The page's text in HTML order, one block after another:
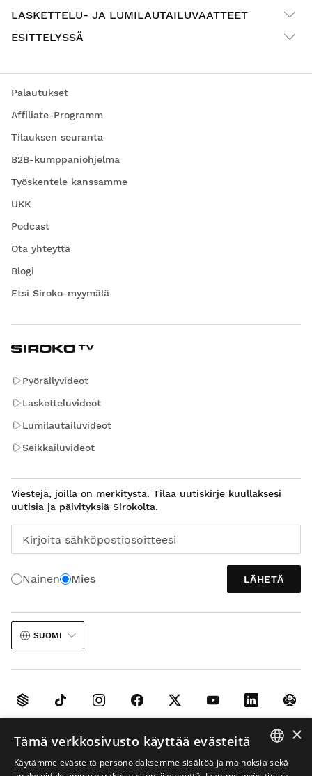
LASKETTELU- JA LUMILAUTAILUVAATTEET
ESITTELYSSÄ
Palautukset
Affiliate-Programm
Tilauksen seuranta
B2B-kumppaniohjelma
Työskentele kanssamme
UKK
Podcast
Ota yhteyttä
Blogi
Etsi Siroko-myymälä
Pyöräilyvideot
Lasketteluvideot
Lumilautailuvideot
Seikkailuvideot
Viestejä, joilla on merkitystä. Tilaa uutiskirje kuullaksesi
uutisia ja päivityksiä Sirokolta.
Kirjoita sähköpostiosoitteesi
Nainen Mies LÄHETÄ
SUOMI
Verkkokaupan käyttöehdot ×
Tämä verkkosivusto käyttää evästeitä
Käytämme evästeitä personoidaksemme sisältöä ja mainoksia sekä